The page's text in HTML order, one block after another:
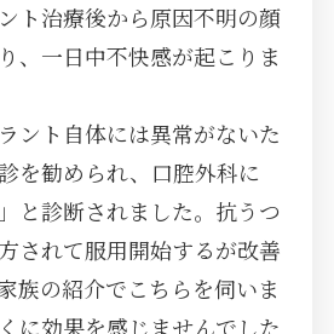
ト治療後から原因不明の顔
、一日中不快感が起こりま
ント自体には異常がないた
を勧められ、口腔外科に
と診断されました。抗うつ
されて服用開始するが改善
族の紹介でこちらを伺いま
に効果を感じませんでした